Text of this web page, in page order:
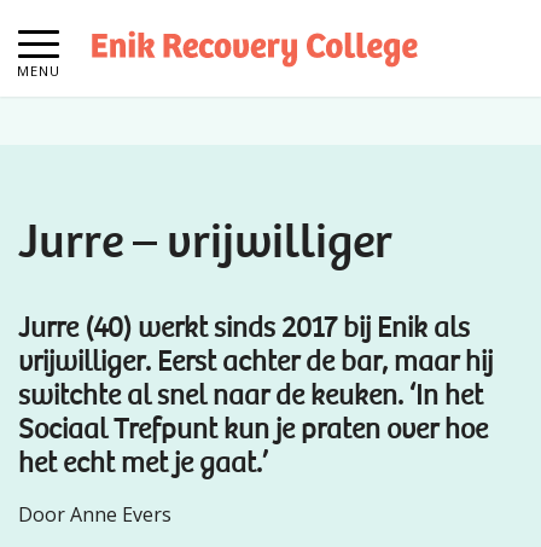
MENU
Jurre – vrijwilliger
Jurre (40) werkt sinds 2017 bij Enik als
vrijwilliger. Eerst achter de bar, maar hij
switchte al snel naar de keuken. ‘In het
Sociaal Trefpunt kun je praten over hoe
het echt met je gaat.’
Door Anne Evers